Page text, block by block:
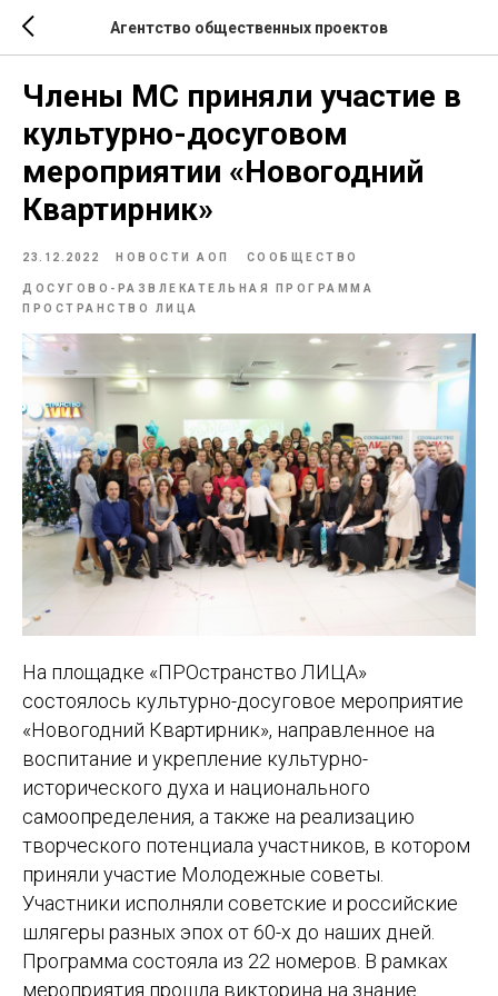
Агентство общественных проектов
Члены МС приняли участие в
культурно-досуговом
мероприятии «Новогодний
Квартирник»
23.12.2022 НОВОСТИ АОП СООБЩЕСТВО
ДОСУГОВО-РАЗВЛЕКАТЕЛЬНАЯ ПРОГРАММА
ПРОСТРАНСТВО ЛИЦА
На площадке «ПРОстранство ЛИЦА»
состоялось культурно-досуговое мероприятие
«Новогодний Квартирник», направленное на
воспитание и укрепление культурно-
исторического духа и национального
самоопределения, а также на реализацию
творческого потенциала участников, в котором
приняли участие Молодежные советы.
Участники исполняли советские и российские
шлягеры разных эпох от 60-х до наших дней.
Программа состояла из 22 номеров. В рамках
мероприятия прошла викторина на знание